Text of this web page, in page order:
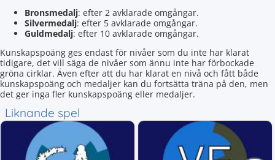
Bronsmedalj: efter 2 avklarade omgångar.
Silvermedalj: efter 5 avklarade omgångar.
Guldmedalj: efter 10 avklarade omgångar.
Kunskapspoäng ges endast för nivåer som du inte har klarat
tidigare, det vill säga de nivåer som ännu inte har förbockade
gröna cirklar. Även efter att du har klarat en nivå och fått både
kunskapspoäng och medaljer kan du fortsätta träna på den, men
det ger inga fler kunskapspoäng eller medaljer.
Liknande spel